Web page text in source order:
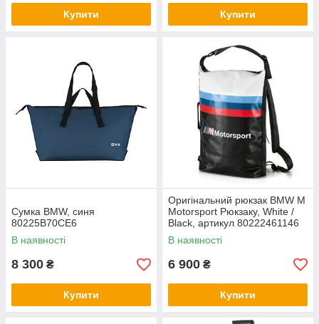
Купити Купити
Сумка BMW, синя
80225B70CE6
В наявності
8 300 ₴
Купити
Оригінальний рюкзак BMW M
Motorsport Рюкзаку, White /
Black, артикул 80222461146
В наявності
6 900 ₴
Купити